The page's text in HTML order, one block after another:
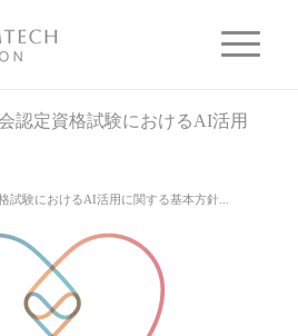
認定資格試験におけるAI活用
試験におけるAI活用に関する基本方針...